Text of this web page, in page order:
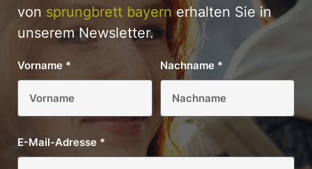
von sprungbrett bayernerhalten Sie in
unserem Newsletter.
Vorname * Nachname *
E-Mail-Adresse *